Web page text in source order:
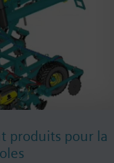
produits pour la